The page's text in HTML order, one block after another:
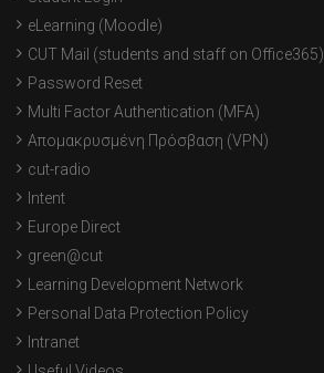
eLearning (Moodle)
CUT Mail (students and staff on Office365)
Password Reset
Multi Factor Authentication (MFA)
Απομακρυσμένη Πρόσβαση (VPN)
cut-radio
Intent
Europe Direct
green@cut
Learning Development Network
Personal Data Protection Policy
Intranet